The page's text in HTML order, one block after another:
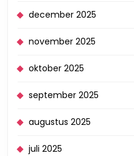
december 2025
november 2025
oktober 2025
september 2025
augustus 2025
juli 2025